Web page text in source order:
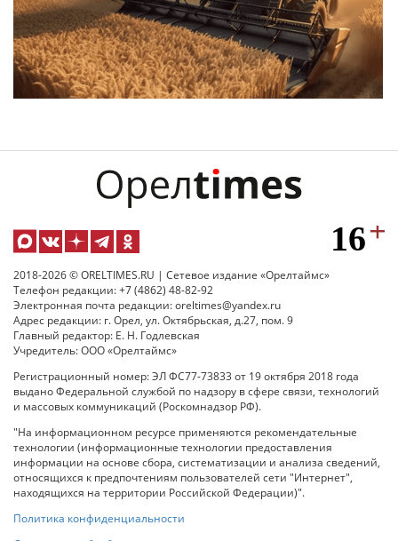
2018-2026 © ORELTIMES.RU | Сетевое издание «Орелтаймс»
Телефон редакции: +7 (4862) 48-82-92
Электронная почта редакции: oreltimes@yandex.ru
Адрес редакции: г. Орел, ул. Октябрьская, д.27, пом. 9
Главный редактор: Е. Н. Годлевская
Учредитель: ООО «Орелтаймс»
Регистрационный номер: ЭЛ ФС77-73833 от 19 октября 2018 года
выдано Федеральной службой по надзору в сфере связи, технологий
и массовых коммуникаций (Роскомнадзор РФ).
"На информационном ресурсе применяются рекомендательные
технологии (информационные технологии предоставления
информации на основе сбора, систематизации и анализа сведений,
относящихся к предпочтениям пользователей сети "Интернет",
находящихся на территории Российской Федерации)".
Политика конфиденциальности